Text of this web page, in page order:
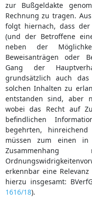
zur Bußgeldakte
Rechnung zu tragen.
folgt hiernach, dass der
(und der Betroffene
neben der
Beweisanträgen oder
Gang der
grundsätzlich auch
solchen Inhalten zu
entstanden sind, aber
wobei das Recht auf
befindlichen
begehrten,
müssen zum einen in
erkennbar eine
hierzu insgesamt:
1616/18).